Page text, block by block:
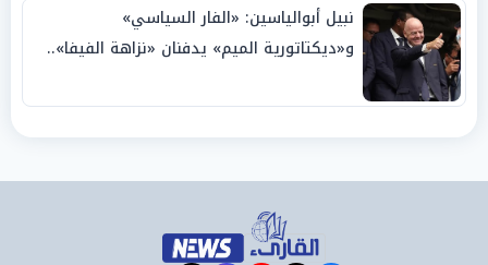
نبيل أبوالياسين: «الفار السياسي»
و«ديكتاتورية الميم» يدفنان «نزاهة الفيفا»..